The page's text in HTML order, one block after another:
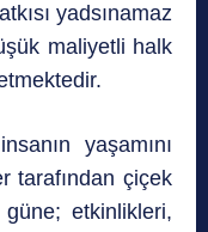
yadsınamaz
maliyetli halk
yaşamını
tarafından çiçek
güne; etkinlikleri,